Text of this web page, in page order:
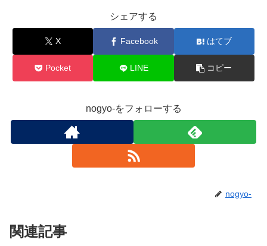
シェアする
X Facebook はてブ
Pocket LINE コピー
nogyo-をフォローする
nogyo-
関連記事